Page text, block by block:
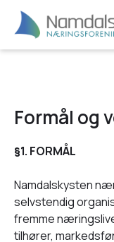
Formål og
§1. FORMÅL
Namdalskysten
selvstendig
fremme
tilhører,